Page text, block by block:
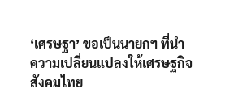
‘เศรษฐา’ ขอเป็นนายกฯ ที่นำ
ความเปลี่ยนแปลงให้เศรษฐกิจ
สังคมไทย